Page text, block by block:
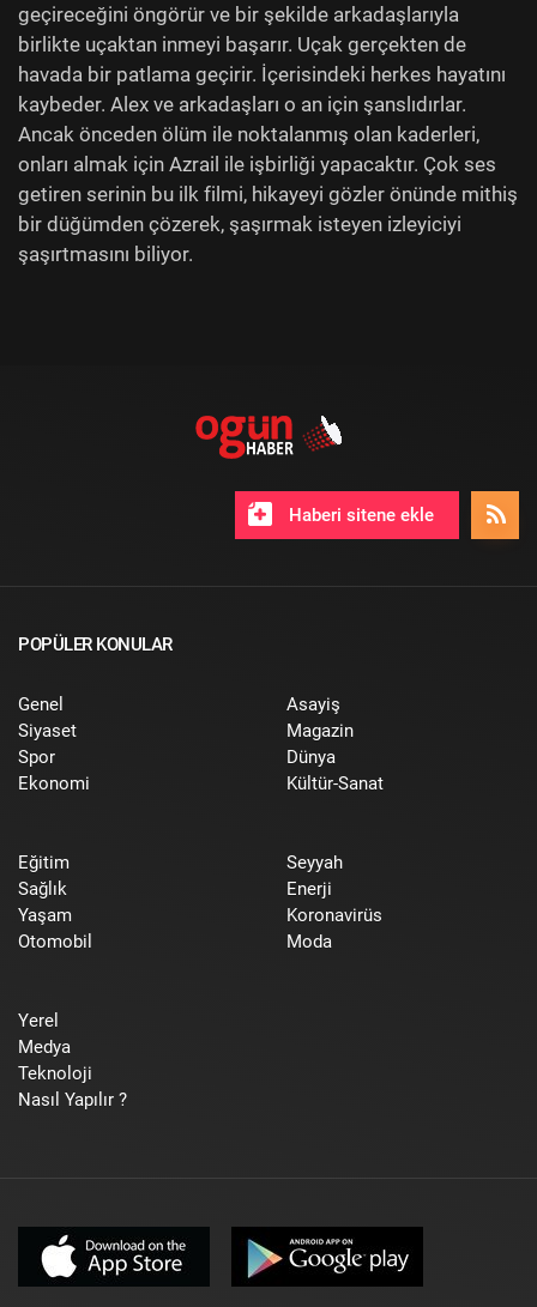
geçireceğini öngörür ve bir şekilde arkadaşlarıyla
birlikte uçaktan inmeyi başarır. Uçak gerçekten de
havada bir patlama geçirir. İçerisindeki herkes hayatını
kaybeder. Alex ve arkadaşları o an için şanslıdırlar.
Ancak önceden ölüm ile noktalanmış olan kaderleri,
onları almak için Azrail ile işbirliği yapacaktır. Çok ses
getiren serinin bu ilk filmi, hikayeyi gözler önünde mithiş
bir düğümden çözerek, şaşırmak isteyen izleyiciyi
şaşırtmasını biliyor.
Haberi sitene ekle
POPÜLER KONULAR
Genel
Siyaset
Spor
Ekonomi
Asayiş
Magazin
Dünya
Kültür-Sanat
Eğitim
Sağlık
Yaşam
Otomobil
Seyyah
Enerji
Koronavirüs
Moda
Yerel
Medya
Teknoloji
Nasıl Yapılır ?